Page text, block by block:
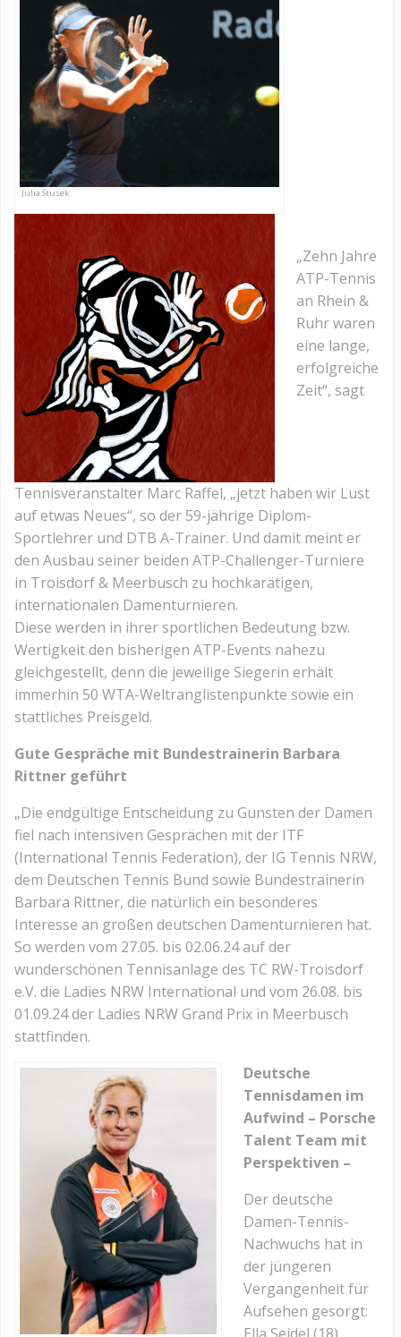
Julia Stusek
„Zehn Jahre
ATP-Tennis
an Rhein &
Ruhr waren
eine lange,
erfolgreiche
Zeit“, sagt
Tennisveranstalter Marc Raffel, „jetzt haben wir Lust
auf etwas Neues“, so der 59-jährige Diplom-
Sportlehrer und DTB A-Trainer. Und damit meint er
den Ausbau seiner beiden ATP-Challenger-Turniere
in Troisdorf & Meerbusch zu hochkarätigen,
internationalen Damenturnieren.
Diese werden in ihrer sportlichen Bedeutung bzw.
Wertigkeit den bisherigen ATP-Events nahezu
gleichgestellt, denn die jeweilige Siegerin erhält
immerhin 50 WTA-Weltranglistenpunkte sowie ein
stattliches Preisgeld.
Gute Gespräche mit Bundestrainerin Barbara
Rittner geführt
„Die endgültige Entscheidung zu Gunsten der Damen
fiel nach intensiven Gesprächen mit der ITF
(International Tennis Federation), der IG Tennis NRW,
dem Deutschen Tennis Bund sowie Bundestrainerin
Barbara Rittner, die natürlich ein besonderes
Interesse an großen deutschen Damenturnieren hat.
So werden vom 27.05. bis 02.06.24 auf der
wunderschönen Tennisanlage des TC RW-Troisdorf
e.V. die Ladies NRW International und vom 26.08. bis
01.09.24 der Ladies NRW Grand Prix in Meerbusch
stattfinden.
Deutsche
Tennisdamen im
Aufwind – Porsche
Talent Team mit
Perspektiven –
Der deutsche
Damen-Tennis-
Nachwuchs hat in
der jüngeren
Vergangenheit für
Aufsehen gesorgt:
Ella Seidel (18)